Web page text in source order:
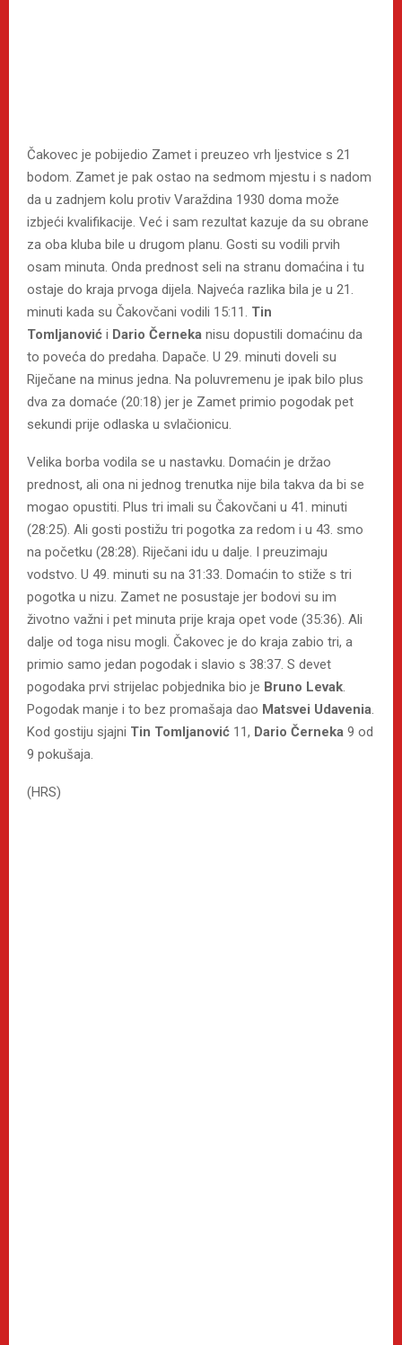
Čakovec je pobijedio Zamet i preuzeo vrh ljestvice s 21
bodom. Zamet je pak ostao na sedmom mjestu i s nadom
da u zadnjem kolu protiv Varaždina 1930 doma može
izbjeći kvalifikacije. Već i sam rezultat kazuje da su obrane
za oba kluba bile u drugom planu. Gosti su vodili prvih
osam minuta. Onda prednost seli na stranu domaćina i tu
ostaje do kraja prvoga dijela. Najveća razlika bila je u 21.
minuti kada su Čakovčani vodili 15:11. Tin
Tomljanović i Dario Černeka nisu dopustili domaćinu da
to poveća do predaha. Dapače. U 29. minuti doveli su
Riječane na minus jedna. Na poluvremenu je ipak bilo plus
dva za domaće (20:18) jer je Zamet primio pogodak pet
sekundi prije odlaska u svlačionicu.
Velika borba vodila se u nastavku. Domaćin je držao
prednost, ali ona ni jednog trenutka nije bila takva da bi se
mogao opustiti. Plus tri imali su Čakovčani u 41. minuti
(28:25). Ali gosti postižu tri pogotka za redom i u 43. smo
na početku (28:28). Riječani idu u dalje. I preuzimaju
vodstvo. U 49. minuti su na 31:33. Domaćin to stiže s tri
pogotka u nizu. Zamet ne posustaje jer bodovi su im
životno važni i pet minuta prije kraja opet vode (35:36). Ali
dalje od toga nisu mogli. Čakovec je do kraja zabio tri, a
primio samo jedan pogodak i slavio s 38:37. S devet
pogodaka prvi strijelac pobjednika bio je Bruno Levak.
Pogodak manje i to bez promašaja dao Matsvei Udavenia.
Kod gostiju sjajni Tin Tomljanović 11, Dario Černeka 9 od
9 pokušaja.
(HRS)